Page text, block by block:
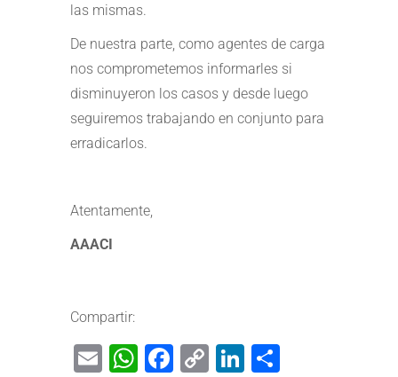
las mismas.
De nuestra parte, como agentes de carga
nos comprometemos informarles si
disminuyeron los casos y desde luego
seguiremos trabajando en conjunto para
erradicarlos.
Atentamente,
AAACI
Compartir:
EmailWhatsApp
Facebook
CopyLinkedIn